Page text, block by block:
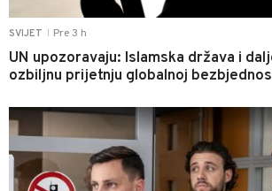
SVIJET Pre 3 h
UN upozoravaju: Islamska država i
ozbiljnu prijetnju globalnoj